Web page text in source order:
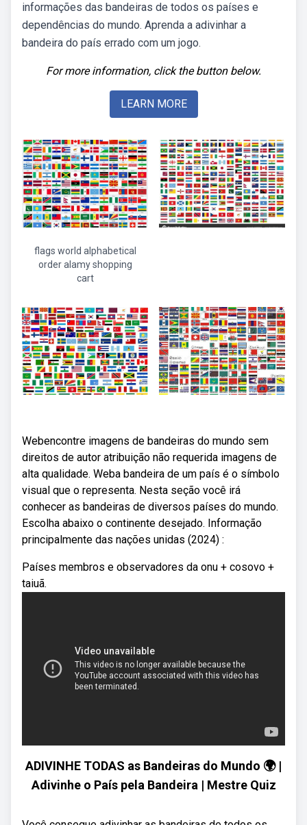
informações das bandeiras de todos os países e
dependências do mundo. Aprenda a adivinhar a
bandeira do país errado com um jogo.
For more information, click the button below.
LEARN MORE
flags world alphabetical
order alamy shopping
cart
Webencontre imagens de bandeiras do mundo sem
direitos de autor atribuição não requerida imagens de
alta qualidade. Weba bandeira de um país é o símbolo
visual que o representa. Nesta seção você irá
conhecer as bandeiras de diversos países do mundo.
Escolha abaixo o continente desejado. Informação
principalmente das nações unidas (2024) :
Países membros e observadores da onu + cosovo +
taiuã.
ADIVINHE TODAS as Bandeiras do Mundo 🌍 |
Adivinhe o País pela Bandeira | Mestre Quiz